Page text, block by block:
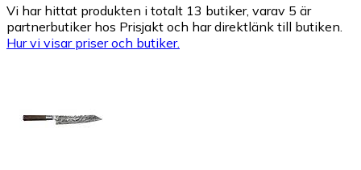
Vi har hittat produkten i totalt 13 butiker, varav 5 är
partnerbutiker hos Prisjakt och har direktlänk till butiken.
Hur vi visar priser och butiker.